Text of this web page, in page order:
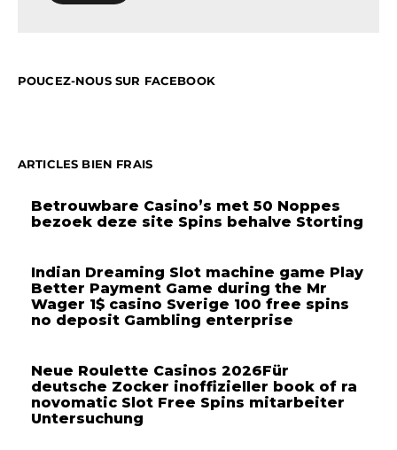
POUCEZ-NOUS SUR FACEBOOK
ARTICLES BIEN FRAIS
Betrouwbare Casino’s met 50 Noppes
bezoek deze site Spins behalve Storting
Indian Dreaming Slot machine game Play
Better Payment Game during the Mr
Wager 1$ casino Sverige 100 free spins
no deposit Gambling enterprise
Neue Roulette Casinos 2026Für
deutsche Zocker inoffizieller book of ra
novomatic Slot Free Spins mitarbeiter
Untersuchung